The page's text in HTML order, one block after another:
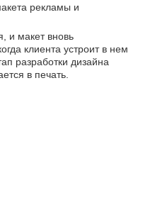
рекламы и
и макет вновь
клиента устроит в нем
разработки дизайна
в печать.